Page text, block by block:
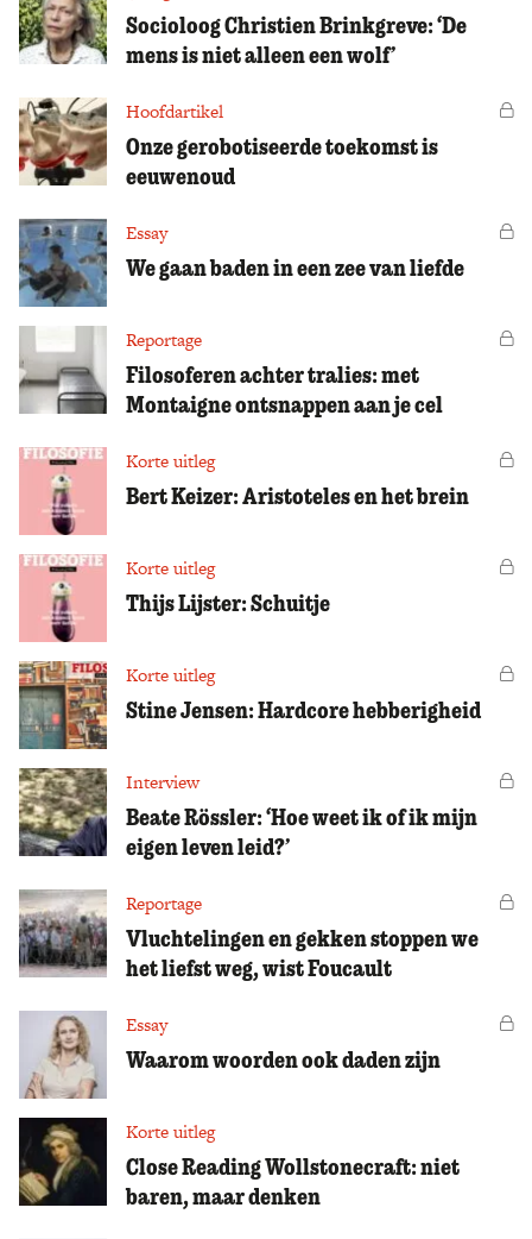
Socioloog Christien Brinkgreve: ‘De
mens is niet alleen een wolf’
Hoofdartikel
Onze gerobotiseerde toekomst is
eeuwenoud
Essay
We gaan baden in een zee van liefde
Reportage
Filosoferen achter tralies: met
Montaigne ontsnappen aan je cel
Korte uitleg
Bert Keizer: Aristoteles en het brein
Korte uitleg
Thijs Lijster: Schuitje
Korte uitleg
Stine Jensen: Hardcore ­hebberigheid
Interview
Beate Rössler: ‘Hoe weet ik of ik mijn
eigen leven leid?’
Reportage
Vluchtelingen en gekken stoppen we
het liefst weg, wist Foucault
Essay
Waarom woorden ook daden zijn
Korte uitleg
Close Reading Wollstonecraft: niet
baren, maar denken